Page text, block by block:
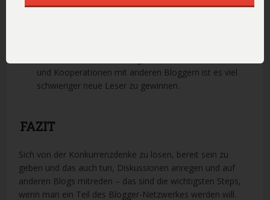
Kommentare ganz ohne Eigenwerbung, konstantes
und Kooperationen mit anderen Bloggern ist es viel
schwieriger neue Leser zu gewinnen.
FAZIT
Sich von der Konkurrenzdenke zu lösen, bereit sein zu
geben und das auch tun, Diskussionen anregen und auf
anderen Blogs mitreden – das sind die wichtigsten Steps,
wenn man ein Teil des Blogger-Netzwerkes werden will.